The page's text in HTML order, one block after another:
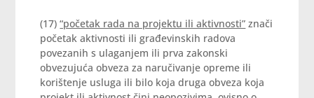
(17)“početak rada na projektu ili aktivnosti” znači
početak aktivnosti ili građevinskih radova
povezanih s ulaganjem ili prva zakonski
obvezujuća obveza za naručivanje opreme ili
korištenje usluga ili bilo koja druga obveza koja